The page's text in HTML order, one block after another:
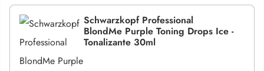
Schwarzkopf Professional
BlondMe Purple Toning Drops Ice -
Tonalizante 30ml